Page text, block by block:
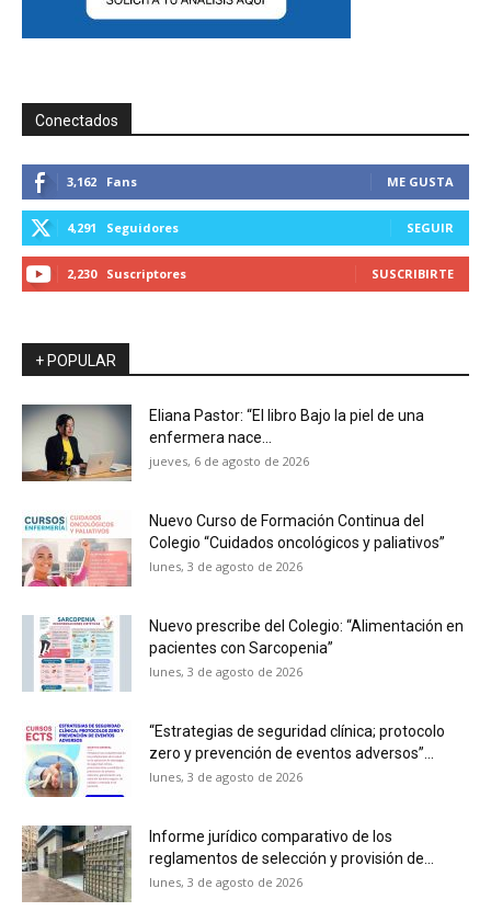
Conectados
3,162 Fans ME GUSTA
4,291 Seguidores SEGUIR
2,230 Suscriptores SUSCRIBIRTE
+ POPULAR
Eliana Pastor: “El libro Bajo la piel de una
enfermera nace...
jueves, 6 de agosto de 2026
Nuevo Curso de Formación Continua del
Colegio “Cuidados oncológicos y paliativos”
lunes, 3 de agosto de 2026
Nuevo prescribe del Colegio: “Alimentación en
pacientes con Sarcopenia”
lunes, 3 de agosto de 2026
“Estrategias de seguridad clínica; protocolo
zero y prevención de eventos adversos”...
lunes, 3 de agosto de 2026
Informe jurídico comparativo de los
reglamentos de selección y provisión de...
lunes, 3 de agosto de 2026